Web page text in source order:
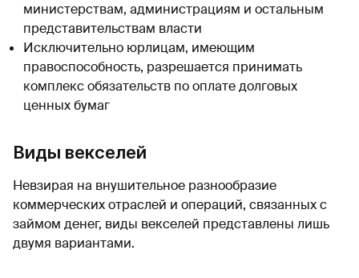
министерствам, администрациям и остальным
представительствам власти
Исключительно юрлицам, имеющим
правоспособность, разрешается принимать
комплекс обязательств по оплате долговых
ценных бумаг
Виды векселей
Невзирая на внушительное разнообразие
коммерческих отраслей и операций, связанных с
займом денег, виды векселей представлены лишь
двумя вариантами.